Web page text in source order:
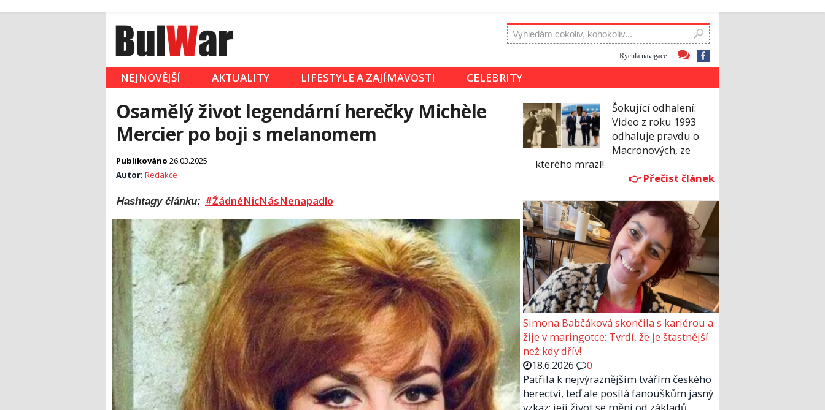
Rychlá navigace:
NEJNOVĚJŠÍ AKTUALITY LIFESTYLE A ZAJÍMAVOSTI CELEBRITY
Osamělý život legendární herečky Michèle
Mercier po boji s melanomem
Publikováno 26.03.2025
Autor: Redakce
Hashtagy článku: #ŽádnéNicNásNenapadlo
Šokující odhalení:
Video z roku 1993
odhaluje pravdu o
Macronových, ze
kterého mrazí!
Simona Babčáková skončila s kariérou a
žije v maringotce: Tvrdí, že je šťastnější
než kdy dřív!
18.6.2026
0
Patřila k nejvýraznějším tvářím českého
herectví, teď ale posílá fanouškům jasný